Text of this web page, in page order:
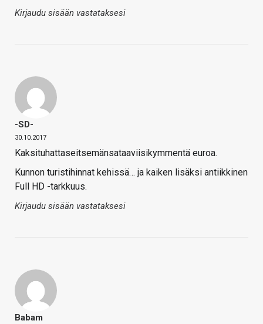
Kirjaudu sisään vastataksesi
-SD-
30.10.2017
Kaksituhattaseitsemänsataaviisikymmentä euroa.
Kunnon turistihinnat kehissä… ja kaiken lisäksi antiikkinen
Full HD -tarkkuus.
Kirjaudu sisään vastataksesi
Babam